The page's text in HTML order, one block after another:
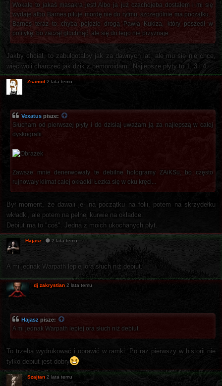
Wokale to jakaś masakra jest! Albo ja już czachojeba dostałem i mi się
wydaje albo Barnes piłuje mordę nie do rytmu, szczególnie ma początku...
Barnes teraz to chyba pójdzie drogą Pawła Kukiza, który poszedł w
politykę, bo zaczął głuchnąć, ale się do tego nie przyznaje.
Jakby chciał, to zabulgotałby jak za dawnych lat, ale mu się nie chce,
więc woli charczeć jak dzik z hemoroidami. Najlepsze płyty to 1, 3 i 4.
Zsamot 2 lata temu
Vexatus pisze:
Słucham od pierwszej płyty i do dzisiaj uważam ją za najlepszą w całej
dyskografii.
Zawsze mnie denerwowały te debilne hologramy ZAiKSu, bo często
rujnowały klimat całej okładki! Łezka się w oku kręci...
Był moment, że dawali je- na początku na folii, potem na skrzydełku
wkładki, ale potem na pełnej kurwie na okładce.
Debiut ma to "coś". Jedna z moich ukochanych płyt.
Hajasz 2 lata temu
A mi jednak Warpath lepiej ora słuch niż debiut.
dj zakrystian 2 lata temu
Hajasz pisze:
A mi jednak Warpath lepiej ora słuch niż debiut.
To trzeba wydrukować i oprawić w ramki. Po raz pierwszy w historii nie
tylko debiut jest dobry
Szajtan 2 lata temu